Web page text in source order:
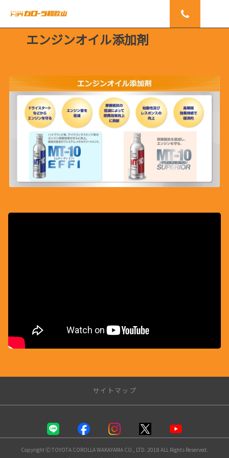
エンジンオイル添加剤
?rel=0&" frameborder="0" allow="autoplay; encrypted
-media" allowfullscreen>
サイトマップ
店舗一覧Copyright Ⓒ TOYOTA COROLLA WAKAYAMA CO., LTD. 2018 ALL Rights Reserved.